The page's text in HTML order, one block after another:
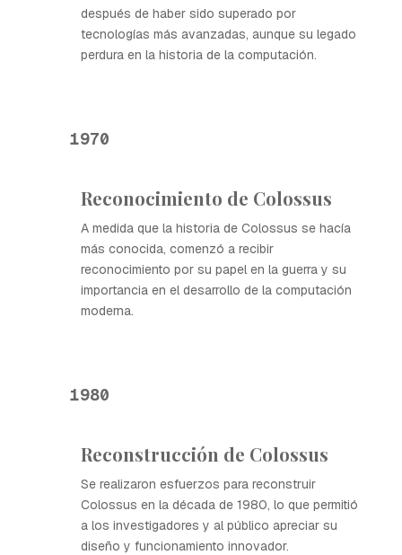
después de haber sido superado por
tecnologías más avanzadas, aunque su legado
perdura en la historia de la computación.
1970
Reconocimiento de Colossus
A medida que la historia de Colossus se hacía
más conocida, comenzó a recibir
reconocimiento por su papel en la guerra y su
importancia en el desarrollo de la computación
moderna.
1980
Reconstrucción de Colossus
Se realizaron esfuerzos para reconstruir
Colossus en la década de 1980, lo que permitió
a los investigadores y al público apreciar su
diseño y funcionamiento innovador.